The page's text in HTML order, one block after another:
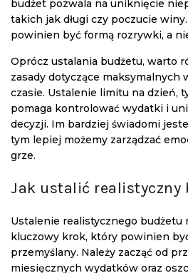
budżet pozwala na uniknięcie
takich jak długi czy poczucie
powinien być formą rozrywki, a
Oprócz ustalania budżetu, warto
zasady dotyczące maksymalnych
czasie. Ustalenie limitu na dzień,
pomaga kontrolować wydatki i
decyzji. Im bardziej świadomi
tym lepiej możemy zarządzać
grze.
Jak ustalić realistyczny
Ustalenie realistycznego budżetu
kluczowy krok, który powinien
przemyślany. Należy zacząć od
miesięcznych wydatków oraz